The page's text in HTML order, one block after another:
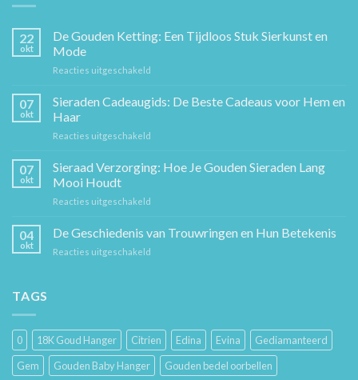
22
okt
De Gouden Ketting: Een Tijdloos Stuk Sierkunst en
Mode
Reacties uitgeschakeld
Gouden
Ketting:
Sierkunst
en
07
okt
Sieraden Cadeaugids: De Beste Cadeaus voor Hem en
Haar
Reacties uitgeschakeld
Cadeaugids:
De
Hem
07
okt
Sieraad Verzorging: Hoe Je Gouden Sieraden Lang
Mooi Houdt
Reacties uitgeschakeld
Verzorging:
Hoe
04
okt
De Geschiedenis van Trouwringen en Hun Betekenis
Reacties uitgeschakeld
Hun
Betekenis
TAGS
0 18K Goud Hanger Citrien Edina Evina
Gediamanteerd
Gem
Gouden Baby Hanger
Gouden bedel oorbellen